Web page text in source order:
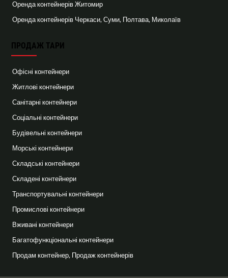
Оренда контейнерів Житомир
Оренда контейнерів Черкаси, Суми, Полтава, Миколаїв
ПРОДАЖ ТАРИ
Офісні контейнери
Житлові контейнери
Санітарні контейнери
Соціальні контейнери
Будівельні контейнери
Морські контейнери
Складські контейнери
Складені контейнери
Транспортувальні контейнери
Промислові контейнери
Вживані контейнери
Багатофункціональні контейнери
Продам контейнер, Продаж контейнерів